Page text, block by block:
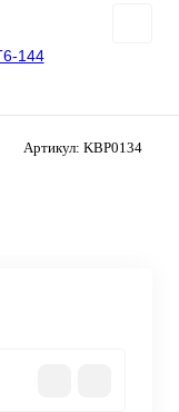
Артикул: KBP0134